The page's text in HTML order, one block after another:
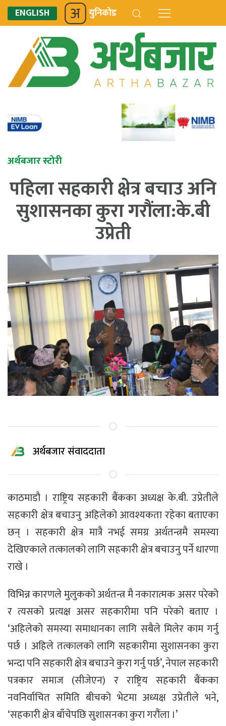
ENGLISH युनिकोड
अर्थबजार स्टोरी
पहिला सहकारी क्षेत्र बचाउ अनि
सुशासनका कुरा गरौंला:के.बी
उप्रेती
अर्थबजार संवाददाता
काठमाडाै । राष्ट्रिय सहकारी बैंकका अध्यक्ष के.बी. उप्रेतीले
सहकारी क्षेत्र बचाउनु अहिलेको आवश्यकता रहेका बताएका
छन् । सहकारी क्षेत्र मात्रै नभई समग्र अर्थतन्त्रमै समस्या
देखिएकाले तत्कालको लागि सहकारी क्षेत्र बचाउनु पर्ने धारणा
राखे ।
विभिन्न कारणले मुलुकको अर्थतन्त्र मै नकारात्मक असर परेको
र त्यसको प्रत्यक्ष असर सहकारीमा पनि परेको बताए ।
‘अहिलेको समस्या समाधानका लागि सबैले मिलेर काम गर्नु
पर्छ । अहिले तत्कालको लागि सहकारीमा सुशासनका कुरा
भन्दा पनि सहकारी क्षेत्र बचाउने कुरा गर्नु पर्छ’, नेपाल सहकारी
पत्रकार समाज (सीजेएन) र राष्ट्रिय सहकारी बैंकका
नवनिर्वाचित समिति बीचको भेटमा अध्यक्ष उप्रेतीले भने,
‘सहकारी क्षेत्र बाँचेपछि सुशासनका कुरा गरौंला ।’